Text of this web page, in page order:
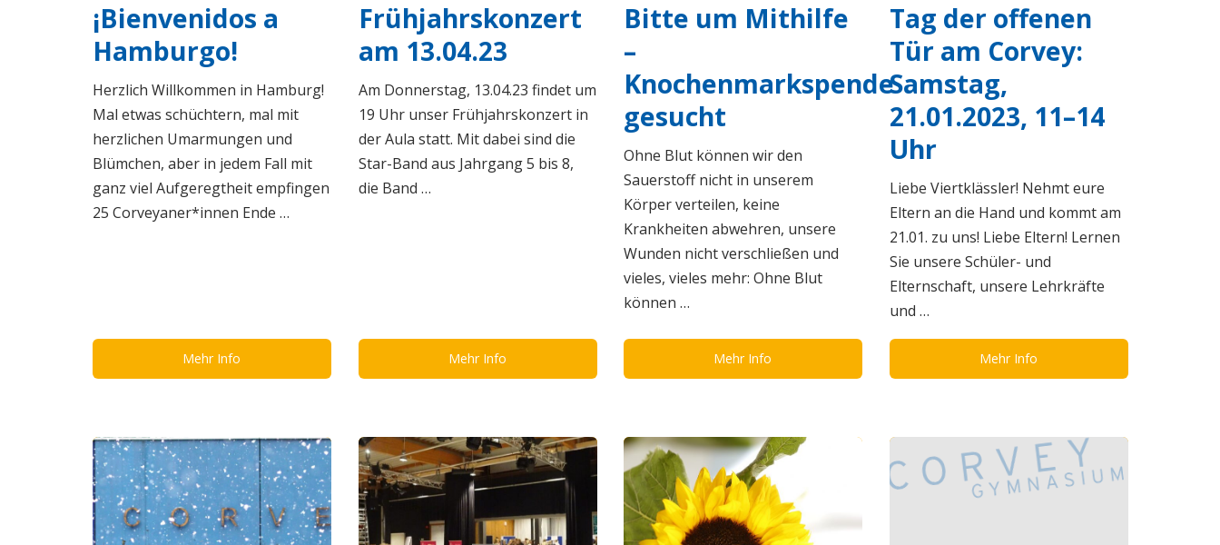
¡Bienvenidos a
Hamburgo!
Herzlich Willkommen in Hamburg!
Mal etwas schüchtern, mal mit
herzlichen Umarmungen und
Blümchen, aber in jedem Fall mit
ganz viel Aufgeregtheit empfingen
25 Corveyaner*innen Ende …
Mehr Info
Frühjahrskonzert
am 13.04.23
Am Donnerstag, 13.04.23 findet um
19 Uhr unser Frühjahrskonzert in
der Aula statt. Mit dabei sind die
Star-Band aus Jahrgang 5 bis 8,
die Band …
Mehr Info
Bitte um Mithilfe
–
Knochenmarkspende
gesucht
Ohne Blut können wir den
Sauerstoff nicht in unserem
Körper verteilen, keine
Krankheiten abwehren, unsere
Wunden nicht verschließen und
vieles, vieles mehr: Ohne Blut
können …
Mehr Info
Tag der offenen
Tür am Corvey:
Samstag,
21.01.2023, 11–14
Uhr
Liebe Viertklässler! Nehmt eure
Eltern an die Hand und kommt am
21.01. zu uns! Liebe Eltern! Lernen
Sie unsere Schüler- und
Elternschaft, unsere Lehrkräfte
und …
Mehr Info